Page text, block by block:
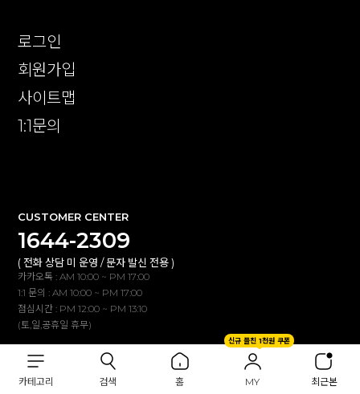
카테고리 검색 홈
신규 플친 1천원 쿠폰
MY 최근본
로그인
회원가입
사이트맵
1:1문의
CUSTOMER CENTER
1644-2309
( 전화 상담 미 운영 / 문자 발신 전용 )
카카오톡 : AM 10:00 ~ PM 17:00
1:1 문의 : AM 10:00 ~ PM 17:00
점심시간 : PM 12:00 ~ PM 13:10
(토,일,공휴일 휴무)
BANK INFO